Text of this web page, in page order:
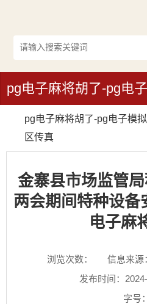
pg电子麻将胡了-pg电
pg电子麻将胡了-pg电子模
区传真
金寨县市场监管
两会期间特种设
电子麻
浏览次数：
信息来源
发布时间：
字号：